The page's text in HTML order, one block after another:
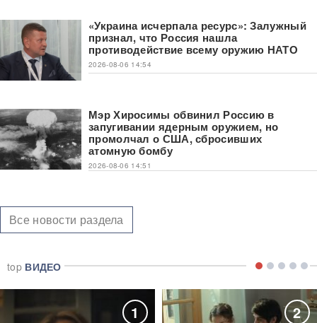
«Украина исчерпала ресурс»: Залужный
признал, что Россия нашла
противодействие всему оружию НАТО
2026-08-06 14:54
Мэр Хиросимы обвинил Россию в
запугивании ядерным оружием, но
промолчал о США, сбросивших
атомную бомбу
2026-08-06 14:51
Все новости раздела
top ВИДЕО
1 2